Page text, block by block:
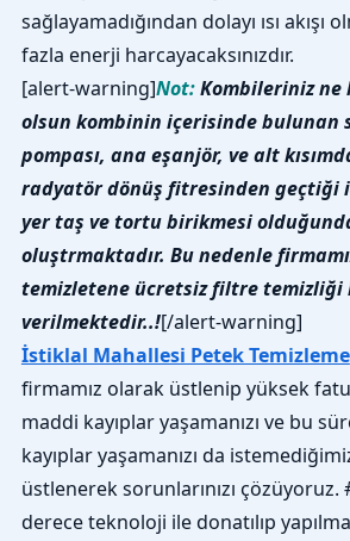
sağlayamadığından dolayı ısı akışı
fazla enerji harcayacaksınızdır.
[alert-warning]Not:Kombileriniz
olsun kombinin içerisinde bulunan
pompası, ana eşanjör, ve alt
radyatör dönüş fitresinden geçtiği
yer taş ve tortu birikmesi
oluştrmaktadır. Bu nedenle
temizletene ücretsiz filtre temizliği
verilmektedir..![/alert-warning]
İstiklal Mahallesi Petek Temizleme
firmamız olarak üstlenip yüksek
maddi kayıplar yaşamanızı ve bu
kayıplar yaşamanızı da
üstlenerek sorunlarınızı
derece teknoloji ile donatılıp